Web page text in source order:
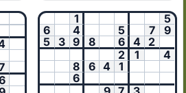
1
5
6
4 5 7
9
5
3 9 8 6 4
2
2
1
4
8
6 4
1
6